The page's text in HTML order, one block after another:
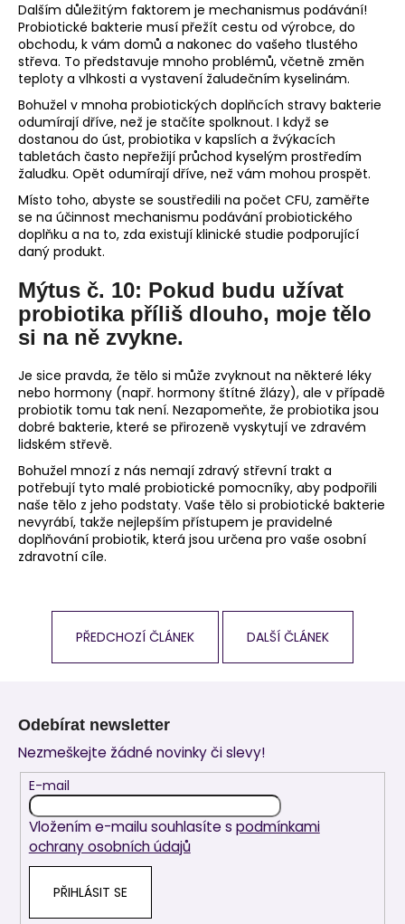
Dalším důležitým faktorem je mechanismus podávání!
Probiotické bakterie musí přežít cestu od výrobce, do
obchodu, k vám domů a nakonec do vašeho tlustého
střeva. To představuje mnoho problémů, včetně změn
teploty a vlhkosti a vystavení žaludečním kyselinám.
Bohužel v mnoha probiotických doplňcích stravy bakterie
odumírají dříve, než je stačíte spolknout. I když se
dostanou do úst, probiotika v kapslích a žvýkacích
tabletách často nepřežijí průchod kyselým prostředím
žaludku. Opět odumírají dříve, než vám mohou prospět.
Místo toho, abyste se soustředili na počet CFU, zaměřte
se na účinnost mechanismu podávání probiotického
doplňku a na to, zda existují klinické studie podporující
daný produkt.
Mýtus č. 10: Pokud budu užívat
probiotika příliš dlouho, moje tělo
si na ně zvykne.
Je sice pravda, že tělo si může zvyknout na některé léky
nebo hormony (např. hormony štítné žlázy), ale v případě
probiotik tomu tak není. Nezapomeňte, že probiotika jsou
dobré bakterie, které se přirozeně vyskytují ve zdravém
lidském střevě.
Bohužel mnozí z nás nemají zdravý střevní trakt a
potřebují tyto malé probiotické pomocníky, aby podpořili
naše tělo z jeho podstaty. Vaše tělo si probiotické bakterie
nevyrábí, takže nejlepším přístupem je pravidelné
doplňování probiotik, která jsou určena pro vaše osobní
zdravotní cíle.
PŘEDCHOZÍ ČLÁNEK DALŠÍ ČLÁNEK
Odebírat newsletter
Nezmeškejte žádné novinky či slevy!
E-mail
Vložením e-mailu souhlasíte s podmínkami
ochrany osobních údajů
PŘIHLÁSIT SE